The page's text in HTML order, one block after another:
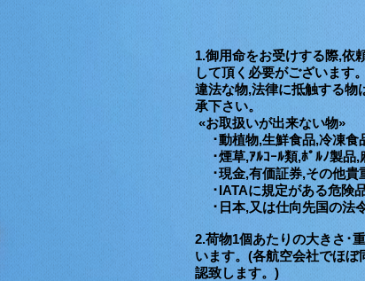
1.御用命をお受けする際,依
して頂く必要がございます。
違法な物,法律に抵触する物
承下さい。
«お取扱いが出来ない物»
･動植物,生鮮食品,冷凍食
･煙草,ｱﾙｺｰﾙ類,ﾎﾟﾙﾉ製品,
･現金,有価証券,その他貴
･IATAに規定がある危険
･日本,又は仕向先国の法
2.荷物1個あたりの大きさ･
います。(各航空会社でほ
認致します。)